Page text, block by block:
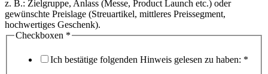
z. B.: Zielgruppe, Anlass (Messe, Product Launch etc.) oder
gewünschte Preislage (Streuartikel, mittleres Preissegment,
hochwertiges Geschenk).
Checkboxen *
Ich bestätige folgenden Hinweis gelesen zu haben: *